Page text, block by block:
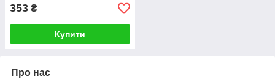
353 ₴
Купити
Про нас